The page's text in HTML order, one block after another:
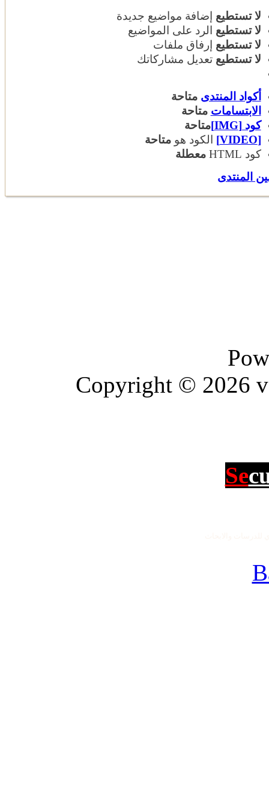
لا تستطيعإضافة مواضيع جديدة
لا تستطيعالرد على المواضيع
لا تستطيعإرفاق ملفات
لا تستطيعتعديل مشاركاتك
أكواد المنتدى متاحة
الابتسامات متاحة
كود [IMG]
متاحة
[VIDEO]
الكود هو متاحة
كود HTML
معطلة
المنتدى
Copyright © 2026
Se